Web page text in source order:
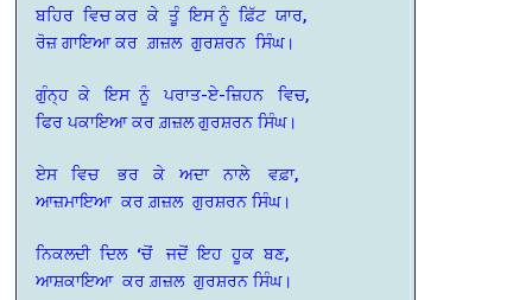
ਬਹਿਰ ਵਿਚ ਕਰ ਕੇ ਤੂੰ ਇਸ ਨੂੰ ਫ਼ਿੱਟ ਯਾਰ,
ਰੋਜ਼ ਗਾਇਆ ਕਰ ਗ਼ਜ਼ਲ ਗੁਰਸ਼ਰਨ ਸਿੰਘ।
ਗੁੰਨ੍ਹ ਕੇ ਇਸ ਨੂੰ ਪਰਾਤ-ਏ-ਜ਼ਿਹਨ ਵਿਚ,
ਫਿਰ ਪਕਾਇਆ ਕਰ ਗ਼ਜ਼ਲ ਗੁਰਸ਼ਰਨ ਸਿੰਘ।
ਏਸ ਵਿਚ ਭਰ ਕੇ ਅਦਾ ਨਾਲੇ ਵਫ਼ਾ,
ਆਜ਼ਮਾਇਆ ਕਰ ਗ਼ਜ਼ਲ ਗੁਰਸ਼ਰਨ ਸਿੰਘ।
ਨਿਕਲਦੀ ਦਿਲ ‘ਚੋਂ ਜਦੋਂ ਇਹ ਹੂਕ ਬਣ,
ਆਸ਼ਕਾਇਆ ਕਰ ਗ਼ਜ਼ਲ ਗੁਰਸ਼ਰਨ ਸਿੰਘ।